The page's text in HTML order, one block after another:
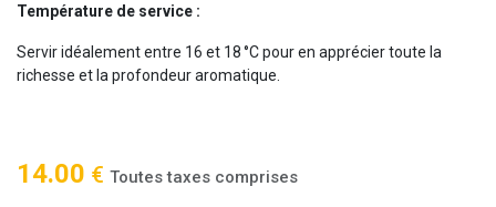
Température de service :
Servir idéalement entre 16 et 18 °C pour en apprécier toute la
richesse et la profondeur aromatique.
14.00 € Toutes taxes comprises